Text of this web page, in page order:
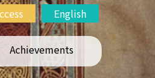
English
Achievements